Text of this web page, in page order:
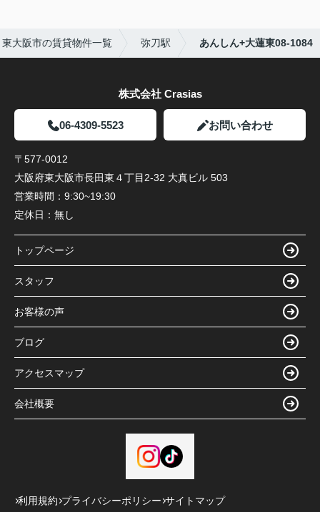
東大阪市の賃貸物件一覧 弥刀駅 あんしん+大蓮東08-1084
株式会社 Crasias
06-4309-5523 お問い合わせ
〒577-0012
大阪府東大阪市長田東４丁目2-32 大真ビル 503
営業時間： 9:30~19:30
定休日： 無し
トップページ
スタッフ
お客様の声
ブログ
アクセスマップ
会社概要
利用規約 プライバシーポリシー サイトマップ